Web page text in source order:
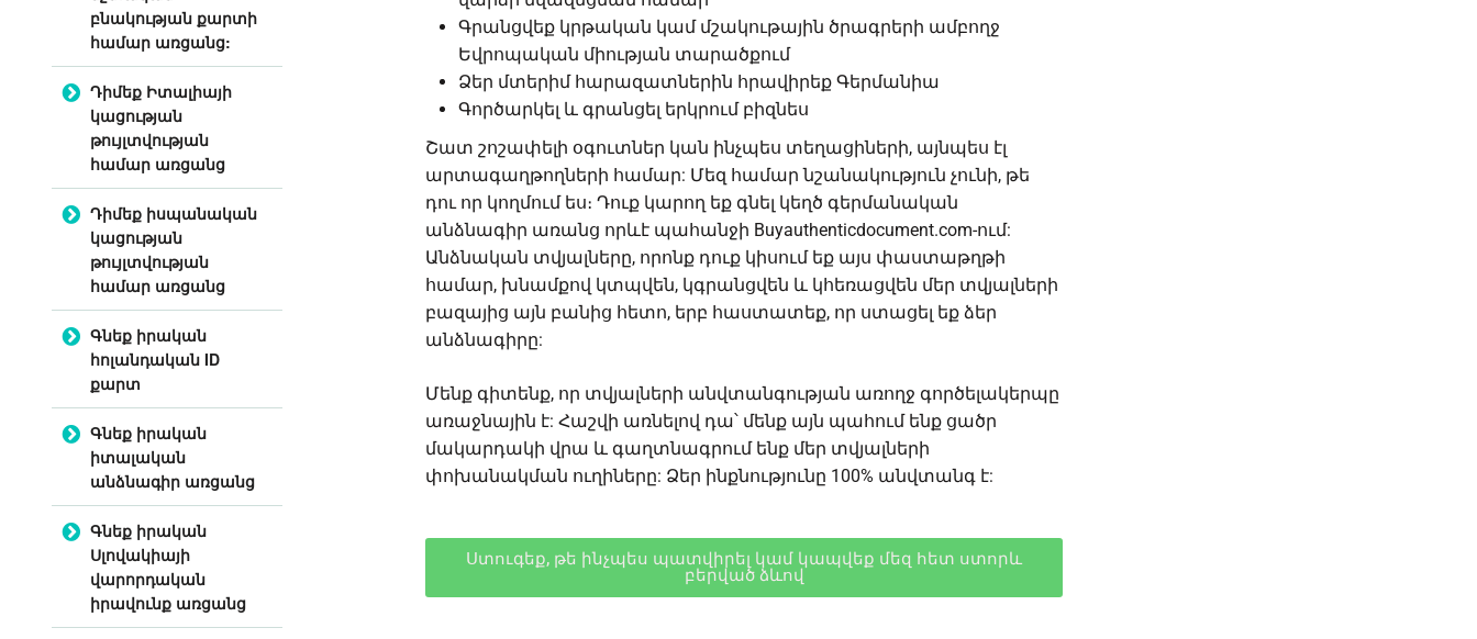
Գրանցվեք կրթական կամ մշակութային ծրագրերի ամբողջ
Եվրոպական միության տարածքում
Ձեր մտերիմ հարազատներին հրավիրեք Գերմանիա
Գործարկել և գրանցել երկրում բիզնես
Շատ շոշափելի օգուտներ կան ինչպես տեղացիների, այնպես էլ
արտագաղթողների համար: Մեզ համար նշանակություն չունի, թե
դու որ կողմում ես։ Դուք կարող եք գնել կեղծ գերմանական
անձնագիր առանց որևէ պահանջի Buyauthenticdocument.com-ում:
Անձնական տվյալները, որոնք դուք կիսում եք այս փաստաթղթի
համար, խնամքով կտպվեն, կգրանցվեն և կհեռացվեն մեր տվյալների
բազայից այն բանից հետո, երբ հաստատեք, որ ստացել եք ձեր
անձնագիրը:
Մենք գիտենք, որ տվյալների անվտանգության առողջ գործելակերպը
առաջնային է: Հաշվի առնելով դա՝ մենք այն պահում ենք ցածր
մակարդակի վրա և գաղտնագրում ենք մեր տվյալների
փոխանակման ուղիները: Ձեր ինքնությունը 100% անվտանգ է:
Ստուգեք, թե ինչպես պատվիրել կամ կապվեք մեզ հետ ստորև
բերված ձևով
բնակության քարտի
համար առցանց:
Դիմեք Իտալիայի
կացության
թույլտվության
համար առցանց
Դիմեք իսպանական
կացության
թույլտվության
համար առցանց
Գնեք իրական
հոլանդական ID
քարտ
Գնեք իրական
իտալական
անձնագիր առցանց
Գնեք իրական
Սլովակիայի
վարորդական
իրավունք առցանց